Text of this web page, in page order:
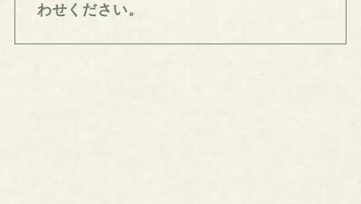
わせください。